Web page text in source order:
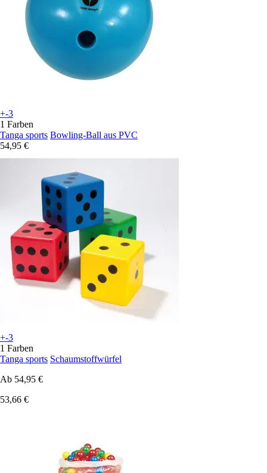
+-3
1 Farben
Tanga sports Bowling-Ball aus PVC
54,95 €
+-3
1 Farben
Tanga sports Schaumstoffwürfel
Ab 54,95 €
53,66 €